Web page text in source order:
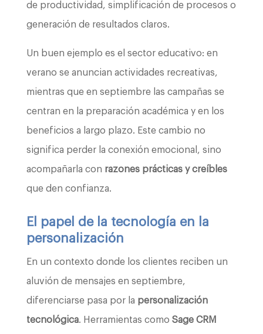
de productividad, simplificación de procesos o
generación de resultados claros.
Un buen ejemplo es el sector educativo: en
verano se anuncian actividades recreativas,
mientras que en septiembre las campañas se
centran en la preparación académica y en los
beneficios a largo plazo. Este cambio no
significa perder la conexión emocional, sino
acompañarla con razones prácticas y creíbles
que den confianza.
El papel de la tecnología en la
personalización
En un contexto donde los clientes reciben un
aluvión de mensajes en septiembre,
diferenciarse pasa por la personalización
tecnológica. Herramientas como Sage CRM